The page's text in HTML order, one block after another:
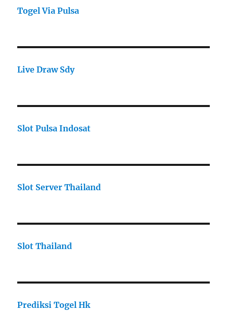
Togel Via Pulsa
Live Draw Sdy
Slot Pulsa Indosat
Slot Server Thailand
Slot Thailand
Prediksi Togel Hk